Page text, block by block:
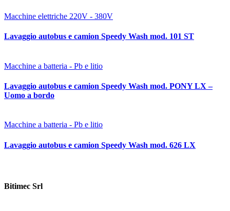
Macchine elettriche 220V - 380V
Lavaggio autobus e camion Speedy Wash mod. 101 ST
Macchine a batteria - Pb e litio
Lavaggio autobus e camion Speedy Wash mod. PONY LX –
Uomo a bordo
Macchine a batteria - Pb e litio
Lavaggio autobus e camion Speedy Wash mod. 626 LX
Bitimec Srl